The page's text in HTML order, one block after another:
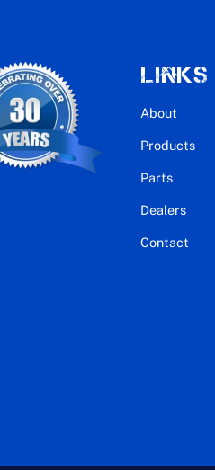
Back
Top
Links
About
Products
Parts
Dealers
Contact